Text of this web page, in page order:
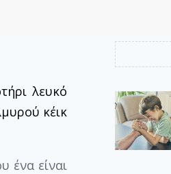
λευκό
κέικ
ένα είναι